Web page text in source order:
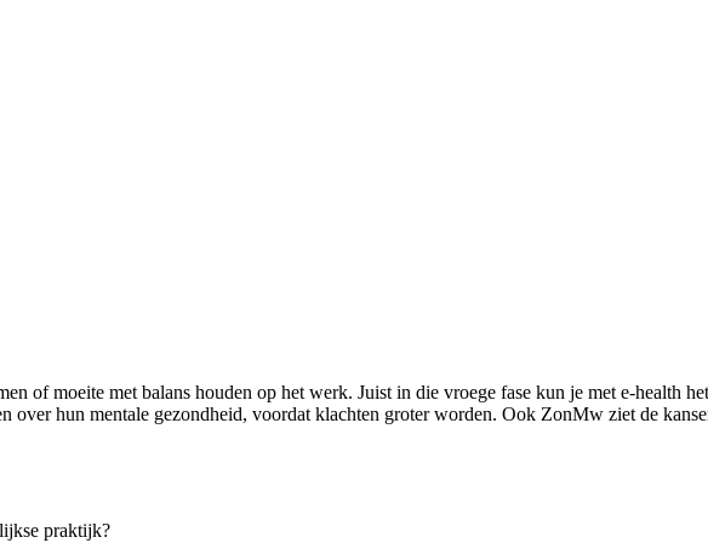
of moeite met balans houden op het werk. Juist in die vroege fase kun je met e-health
over hun mentale gezondheid, voordat klachten groter worden. Ook ZonMw ziet de
praktijk?